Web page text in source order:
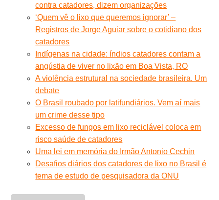
contra catadores, dizem organizações
‘Quem vê o lixo que queremos ignorar’ –
Registros de Jorge Aguiar sobre o cotidiano dos
catadores
Indígenas na cidade: índios catadores contam a
angústia de viver no lixão em Boa Vista, RO
A violência estrutural na sociedade brasileira. Um
debate
O Brasil roubado por latifundiários. Vem aí mais
um crime desse tipo
Excesso de fungos em lixo reciclável coloca em
risco saúde de catadores
Uma lei em memória do Irmão Antonio Cechin
Desafios diários dos catadores de lixo no Brasil é
tema de estudo de pesquisadora da ONU